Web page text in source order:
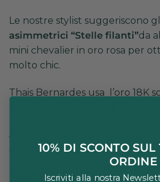
Le nostre stylist suggeriscono
asimmetrici “Stelle filanti”da
mini chevalier in oro rosa per
molto chic.
Thais Bernardes usa l’oro 18K
Acquistare un gioiellio
supportare i progetti delle
Tutte le creazioni sono 100%
10% DI SCONTO
ORDINE
Iscriviti alla nostra